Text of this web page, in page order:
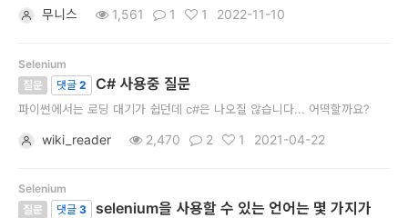
워
개
발
도
네
무니스 1,561 1 1 2022-11-10
Selenium
질문
댓글 2 C# 사용중 질문
파이썬에서는 로딩 대기가 쉽던데 c#은 나오질 않습니다... 어떡할까요?
wiki_reader 2,470 2 1 2021-04-22
Selenium
질문
댓글 3
selenium을 사용할 수 있는 언어는 몇 가지가